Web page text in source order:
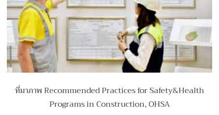
ที่มาภาพ Recommended Practices for Safety&Health
Programs in Construction, OHSA